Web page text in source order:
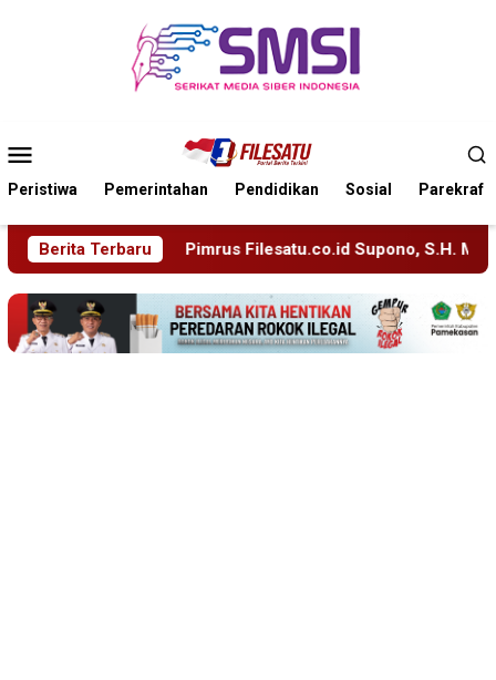
Mobile
Peristiwa Pemerintahan Pendidikan Sosial Parekraf
Berita Terbaru
Filesatu.co.id Supono, S.H. Menuju Tanah Suci,